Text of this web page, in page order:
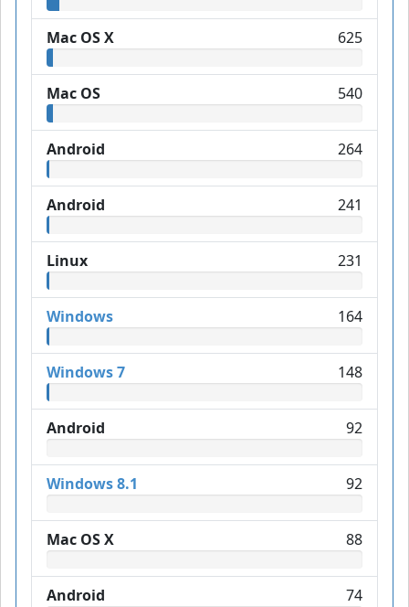
Mac OS X 625
Mac OS 540
Android 264
Android 241
Linux 231
Windows 164
Windows 7 148
Android 92
Windows 8.1 92
Mac OS X 88
Android 74